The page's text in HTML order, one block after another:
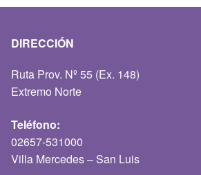
DIRECCIÓN
Ruta Prov. Nº 55 (Ex. 148)
Extremo Norte
Teléfono:
02657-531000
Villa Mercedes – San Luis